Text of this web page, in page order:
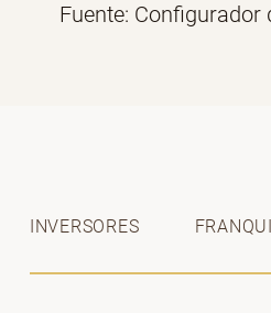
Fuente: Configurador
INVERSORES